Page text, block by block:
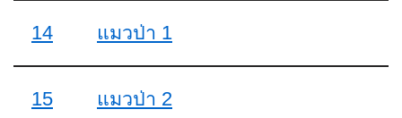
14 แมวป่า 1
15 แมวป่า 2